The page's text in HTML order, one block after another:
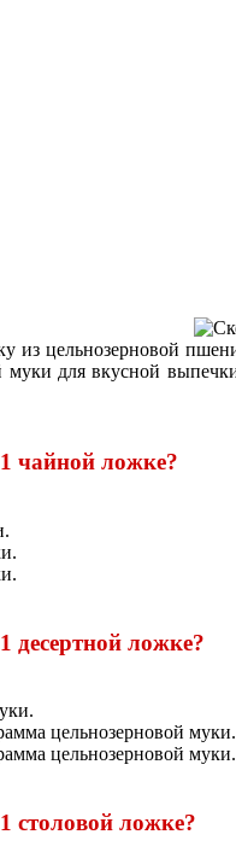
из цельнозерновой
муки для вкусной
чайной ложке?
десертной ложке?
цельнозерновой муки.
цельнозерновой муки.
столовой ложке?